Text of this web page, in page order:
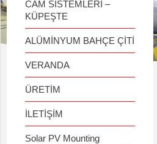
CAM SİSTEMLERİ –
KÜPEŞTE
ALÜMİNYUM BAHÇE ÇİTİ
VERANDA
ÜRETİM
İLETİŞİM
Solar PV Mounting